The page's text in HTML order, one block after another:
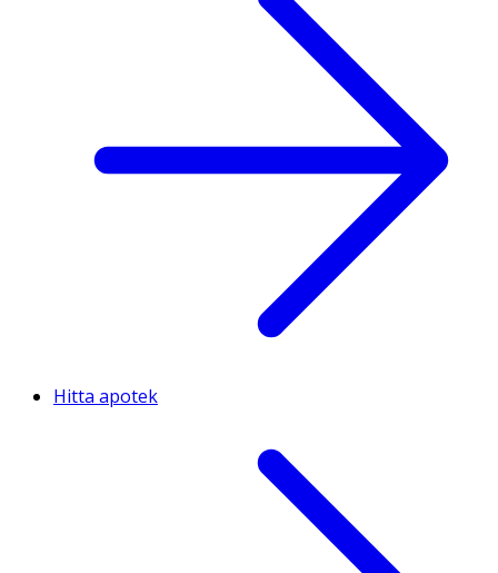
Hitta apotek